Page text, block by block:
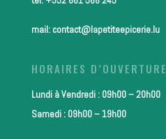
mail: contact@lapetiteepicerie.lu
HORAIRES D’OUVERTURE
Lundi à Vendredi : 09h00 – 20h00
Samedi : 09h00 – 19h00